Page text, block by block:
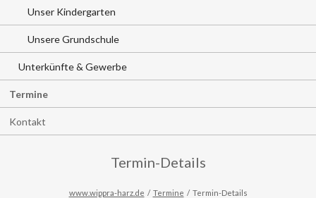
Unser Kindergarten
Unsere Grundschule
Unterkünfte & Gewerbe
Termine
Kontakt
Termin-Details
www.wippra-harz.de Termine Termin-Details